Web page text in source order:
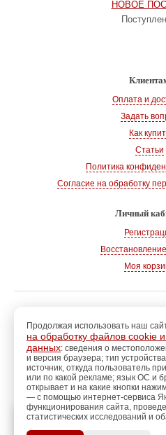
НОВОЕ
Оплата и
Задать
Как
Статьи
Политика
Согласие на обработку
Личный
Моя
г.
Адрес: 347360,
Тел.: +7 928
E-mail:
Звонки
с 09-00 до
Продолжая использовать наш
на обработку файлов cookie и
данных: сведения о
и версия браузера; тип
источник, откуда пользователь
или по какой рекламе; язык ОС и
открывает и на какие кнопки
— с помощью интернет-сервиса
функционирования сайта,
статистических исследований и
Пройдитерегистрацию
использования